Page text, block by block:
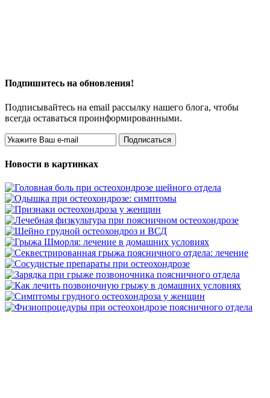
Подпишитесь на обновления!
Подписывайтесь на email рассылку нашего блога, чтобы
всегда оставаться проинформированными.
Новости в картинках